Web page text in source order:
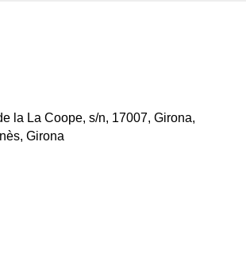
la La Coope, s/n, 17007, Girona,
Girona